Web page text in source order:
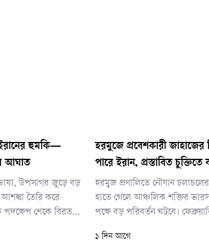
হুমকি—
আঘাত
উপসাগর জুড়ে বড়
তৈরি করে
পদক্ষেপ থেকে বিরত
হরমুজে প্রবেশকারী জাহাজের
পারে ইরান, প্রস্তাবিত
হরমুজ প্রণালিতে নৌযান চলাচলের
হাতে গেলে আঞ্চলিক শক্তির
পক্ষে বড় পরিবর্তন ঘটবে।
১ দিন আগে